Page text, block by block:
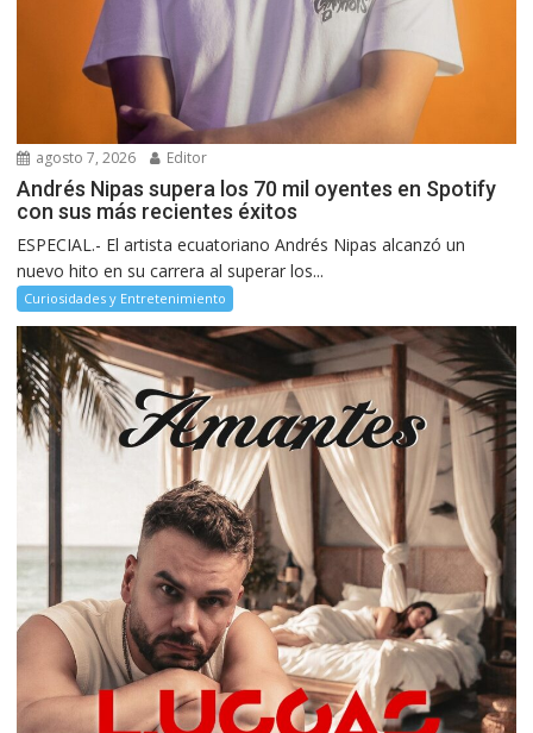
agosto 7, 2026 Editor
Andrés Nipas supera los 70 mil oyentes en Spotify
con sus más recientes éxitos
ESPECIAL.- El artista ecuatoriano Andrés Nipas alcanzó un
nuevo hito en su carrera al superar los...
Curiosidades y Entretenimiento